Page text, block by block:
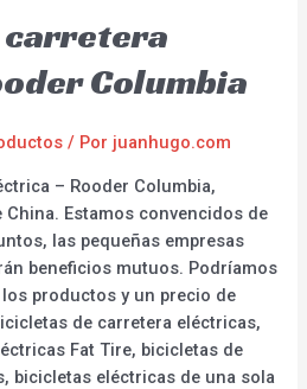
carretera
Columbia
/ Por juanhugo.com
– Rooder Columbia,
China. Estamos convencidos de
las pequeñas empresas
beneficios mutuos. Podríamos
productos y un precio de
de carretera eléctricas,
Fat Tire, bicicletas de
bicicletas eléctricas de una sola